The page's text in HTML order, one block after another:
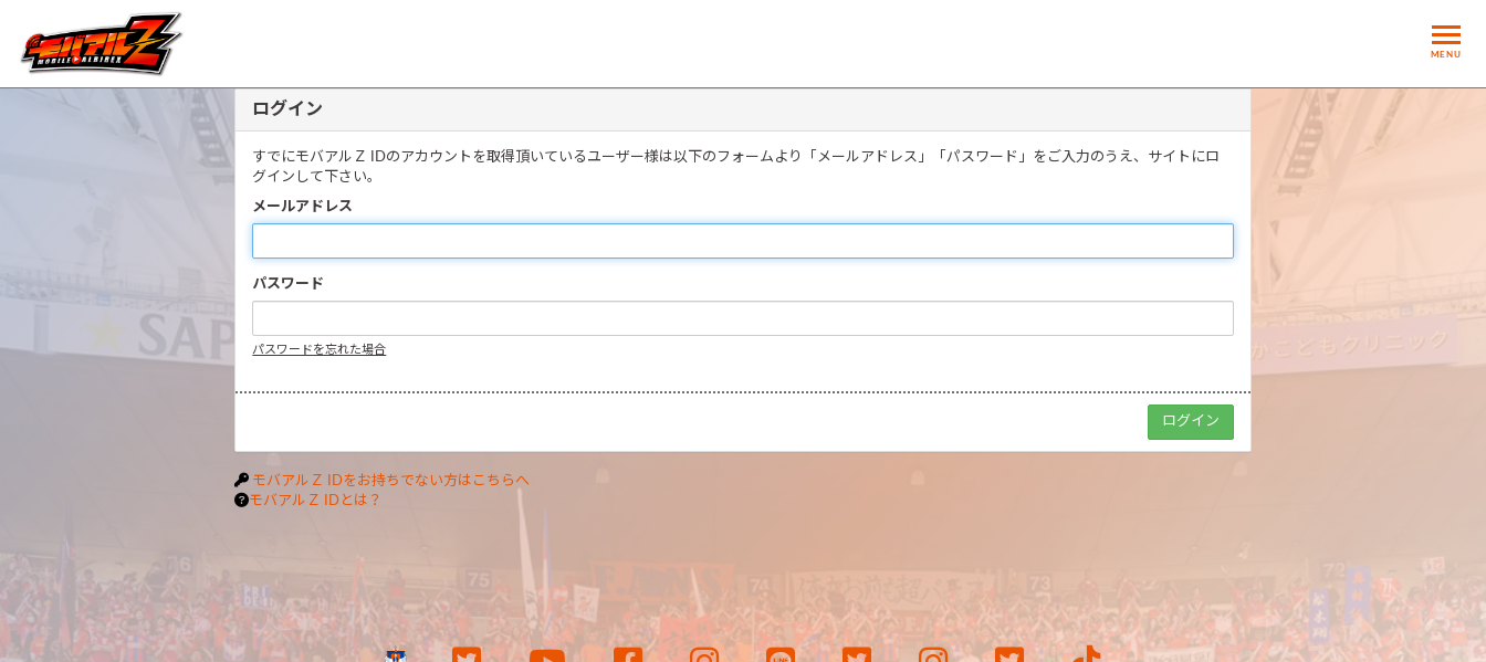
MENU
ログイン
すでにモバアルＺ IDのアカウントを取得頂いているユーザー様は以下のフォームより「メールアドレス」「パスワード」をご入力のうえ、サイトにロ
グインして下さい。
メールアドレス
パスワード
パスワードを忘れた場合
モバアルＺ IDをお持ちでない方はこちらへ
モバアルＺ IDとは？